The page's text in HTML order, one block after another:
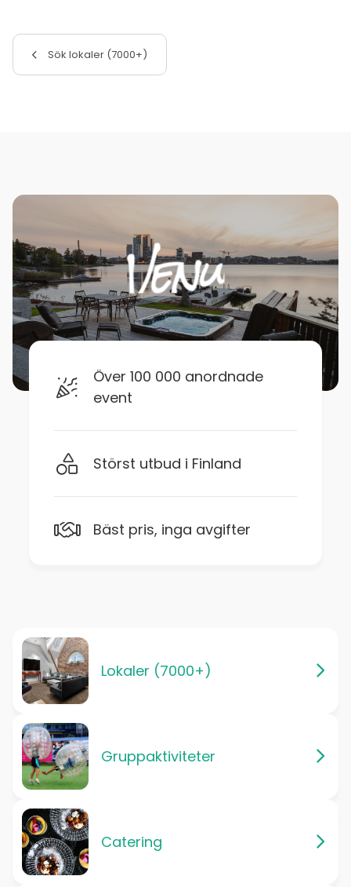
Sök lokaler (7000+)
Över 100 000 anordnade
event
Störst utbud i Finland
Bäst pris, inga avgifter
Lokaler (7000+)
Gruppaktiviteter
Catering